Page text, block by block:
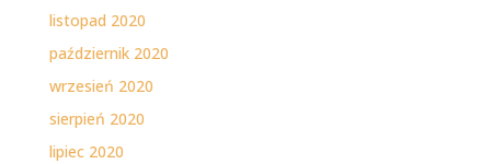
listopad 2020
październik 2020
wrzesień 2020
sierpień 2020
lipiec 2020